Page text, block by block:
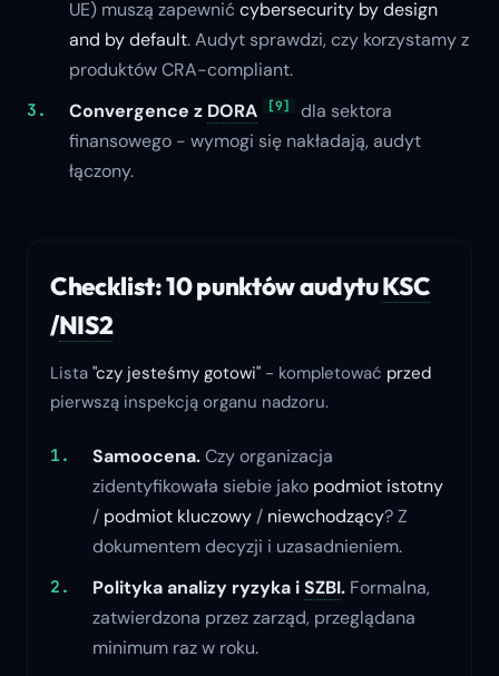
UE) muszą zapewnićcybersecurity by design
and by default. Audyt sprawdzi, czy korzystamy z
produktów CRA-compliant.
Convergence z DORA [9]
dla sektora
finansowego - wymogi się nakładają, audyt
łączony.
Checklist: 10 punktów audytuKSC
/NIS2
Lista "czy jesteśmy gotowi" - kompletować przed
pierwszą inspekcją organu nadzoru.
Samoocena.Czy organizacja
zidentyfikowała siebie jako podmiot istotny
/ podmiot kluczowy / niewchodzący? Z
dokumentem decyzji i uzasadnieniem.
Polityka analizy ryzyka iSZBI. Formalna,
zatwierdzona przez zarząd, przeglądana
minimum raz w roku.